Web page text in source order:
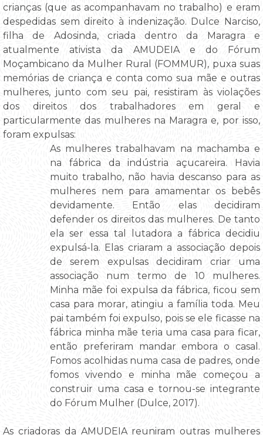
crianças (que as acompanhavam no trabalho) e eram
despedidas sem direito à indenização. Dulce Narciso,
filha de Adosinda, criada dentro da Maragra e
atualmente ativista da AMUDEIA e do Fórum
Moçambicano da Mulher Rural (FOMMUR), puxa suas
memórias de criança e conta como sua mãe e outras
mulheres, junto com seu pai, resistiram às violações
dos direitos dos trabalhadores em geral e
particularmente das mulheres na Maragra e, por isso,
foram expulsas:
As mulheres trabalhavam na machamba e
na fábrica da indústria açucareira. Havia
muito trabalho, não havia descanso para as
mulheres nem para amamentar os bebês
devidamente. Então elas decidiram
defender os direitos das mulheres. De tanto
ela ser essa tal lutadora a fábrica decidiu
expulsá-la. Elas criaram a associação depois
de serem expulsas decidiram criar uma
associação num termo de 10 mulheres.
Minha mãe foi expulsa da fábrica, ficou sem
casa para morar, atingiu a família toda. Meu
pai também foi expulso, pois se ele ficasse na
fábrica minha mãe teria uma casa para ficar,
então preferiram mandar embora o casal.
Fomos acolhidas numa casa de padres, onde
fomos vivendo e minha mãe começou a
construir uma casa e tornou-se integrante
do Fórum Mulher (Dulce, 2017).
As criadoras da AMUDEIA reuniram outras mulheres